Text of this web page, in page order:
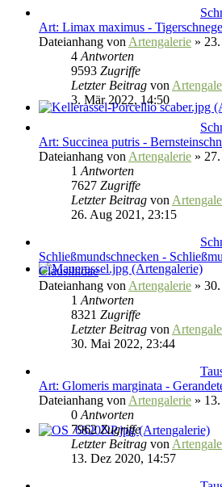
Art: Limax maximus -
Dateianhang von Artengalerie »
4 Antworten
9593 Zugriffe
Letzter Beitrag von
3. Mär 2022, 14:50
Art: Succinea putris -
Dateianhang von Artengalerie »
1 Antworten
7627 Zugriffe
Letzter Beitrag von
26. Aug 2021, 23:15
Schließmundschnecken -
Clausiliidae
Dateianhang von Artengalerie »
1 Antworten
8321 Zugriffe
Letzter Beitrag von
30. Mai 2022, 23:44
Art: Glomeris marginata -
Dateianhang von Artengalerie »
0 Antworten
7962Zugriffe
Letzter Beitrag von
13. Dez 2020, 14:57